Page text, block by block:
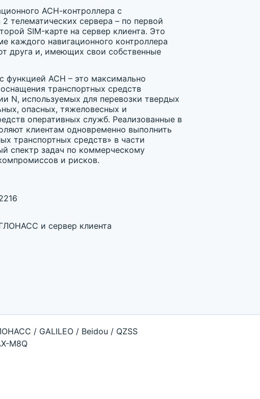
АСН-контроллера с
телематических сервера – по первой
SIM-карте на сервер клиента. Это
каждого навигационного контроллера
друга и, имеющих свои собственные
функцией АСН – это максимально
транспортных средств
N, используемых для перевозки твердых
опасных, тяжеловесных и
оперативных служб. Реализованные в
клиентам одновременно выполнить
транспортных средств» в части
спектр задач по коммерческому
и рисков.
и сервер клиента
/ GALILEO / Beidou / QZSS
M8Q